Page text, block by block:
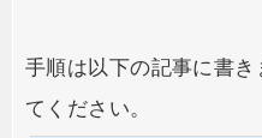
手順は以下の記事に書
てください。